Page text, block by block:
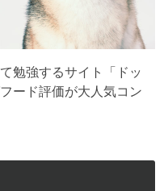
勉強するサイト「ドッ
ード評価が大人気コン